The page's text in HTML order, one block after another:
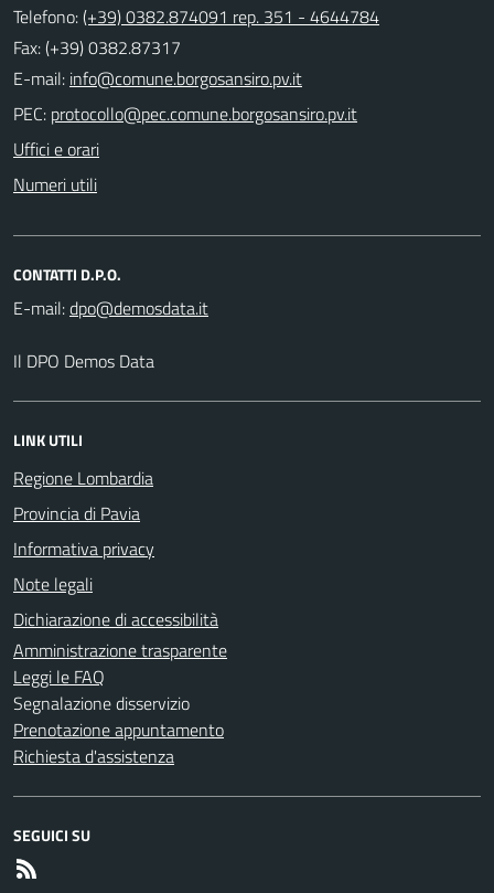
Telefono:(+39) 0382.874091 rep. 351 - 4644784
Fax: (+39) 0382.87317
E-mail:
PEC:
Uffici e orari
Numeri utili
CONTATTI D.P.O.
E-mail:
Il DPO Demos Data
LINK UTILI
Regione Lombardia
Provincia di Pavia
Informativa privacy
Note legali
Dichiarazione di accessibilità
Amministrazione trasparente
Leggi le FAQ
Segnalazione disservizio
Prenotazione appuntamento
Richiesta d'assistenza
SEGUICI SU